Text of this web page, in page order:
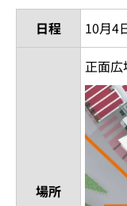
日程
10月4
場所
正面広